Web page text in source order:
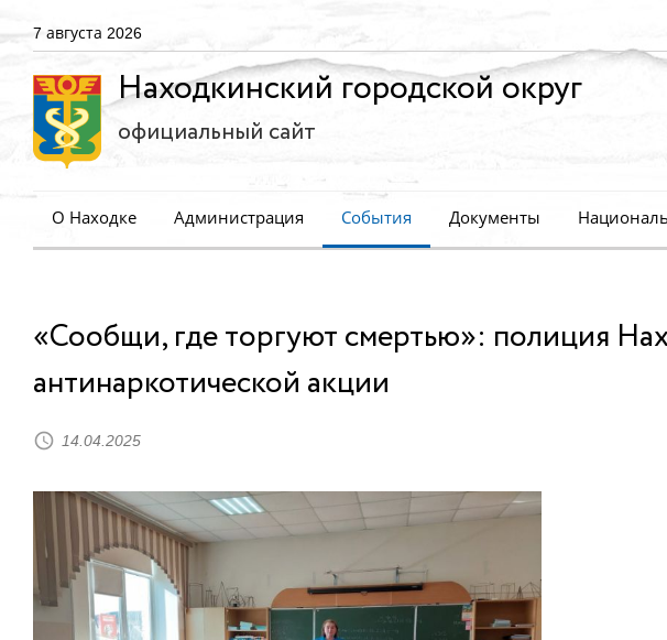
7 августа 2026
Находкинский городской округ
официальный сайт
О Находке Администрация События Документы
«Сообщи, где торгуют смертью»: полиция
антинаркотической акции
14.04.2025